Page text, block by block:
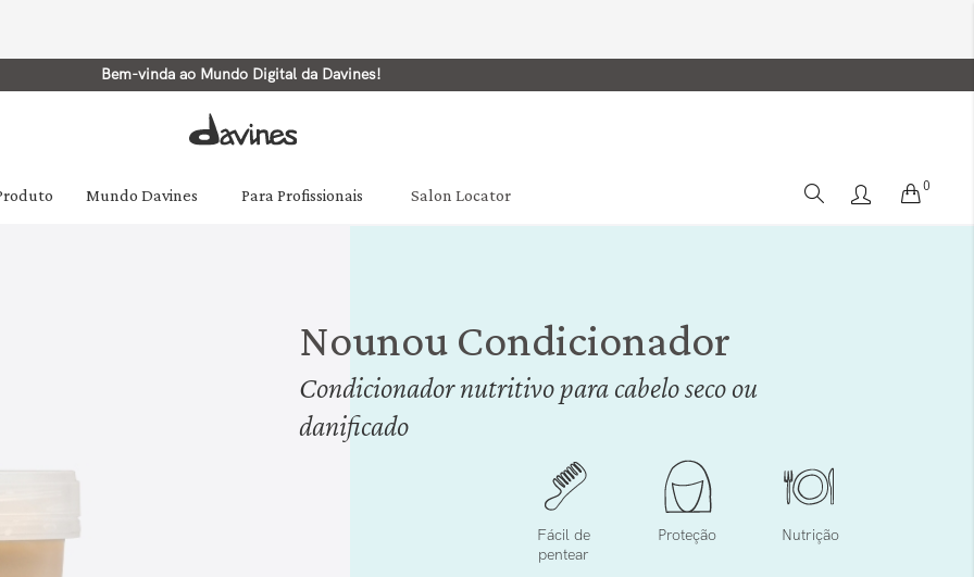
Bem-vinda ao Mundo Digital da Davines!
Mundo Davines Para Profissionais Salon Locator Cart
0
Nounou Condicionador
Condicionador nutritivo para cabelo seco ou
danificado
Fácil de
pentear
Proteção Nutrição